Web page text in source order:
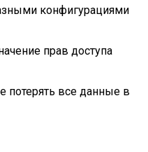
конфигурациями
прав доступа
потерять все данные в